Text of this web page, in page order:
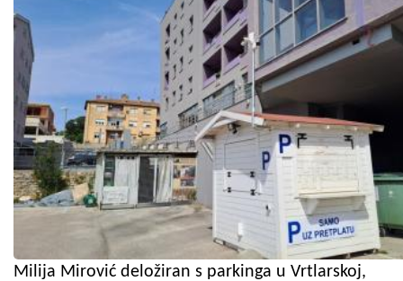
Milija Mirović deložiran s parkinga u Vrtlarskoj,